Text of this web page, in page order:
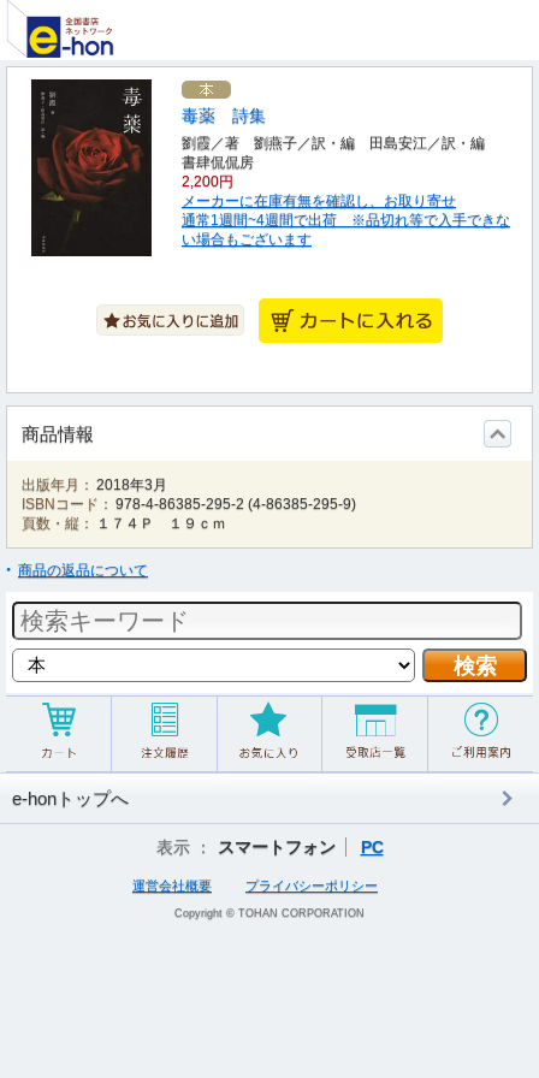
毒薬 詩集
劉霞／著 劉燕子／訳・編 田島安江／訳・編
書肆侃侃房
2,200円
メーカーに在庫有無を確認し、お取り寄せ
通常1週間~4週間で出荷 ※品切れ等で入手できな
い場合もございます
商品情報
出版年月： 2018年3月
ISBNコード： 978-4-86385-295-2 (4-86385-295-9)
頁数・縦：
１７４Ｐ １９ｃｍ
商品の返品について
e-honトップへ
表示 ： スマートフォン PC
運営会社概要 プライバシーポリシー
Copyright © TOHAN CORPORATION